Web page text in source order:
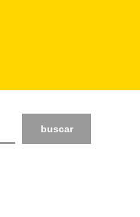
buscar